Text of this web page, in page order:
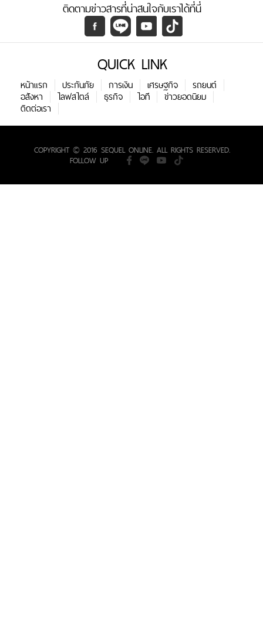
ติดตามข่าวสารที่น่าสนใจกับเราได้ที่นี่
QUICK LINK
หน้าแรก ประกันภัย การเงิน เศรษฐกิจ
รถยนต์
อสังหา
ไลฟสไตล์ ธุรกิจ ไอที
ข่าวยอดนิยม
ติดต่อเรา
COPYRIGHT © 2016 SEQUEL ONLINE. ALL RIGHTS RESERVED.
FOLLOW UP